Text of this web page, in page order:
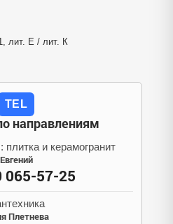
лит. Е / лит. К
TEL
направлениям
плитка и керамогранит
Евгений
065-57-25
Плетнева